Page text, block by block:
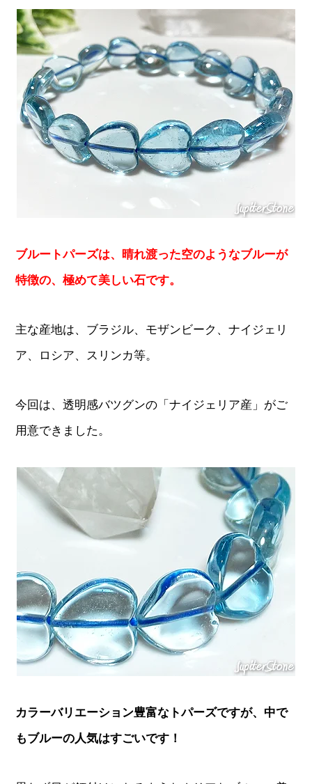
ブルートパーズは、晴れ渡った空のようなブルーが
特徴の、極めて美しい石です。
主な産地は、ブラジル、モザンビーク、ナイジェリ
ア、ロシア、スリンカ等。
今回は、透明感バツグンの「ナイジェリア産」がご
用意できました。
カラーバリエーション豊富なトパーズですが、中で
もブルーの人気はすごいです！